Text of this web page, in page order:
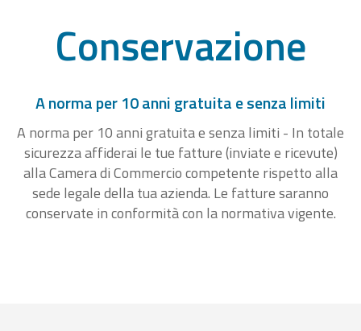
Conservazione
A norma per 10 anni gratuita e senza limiti
A norma per 10 anni gratuita e senza limiti - In totale
sicurezza affiderai le tue fatture (inviate e ricevute)
alla Camera di Commercio competente rispetto alla
sede legale della tua azienda. Le fatture saranno
conservate in conformità con la normativa vigente.